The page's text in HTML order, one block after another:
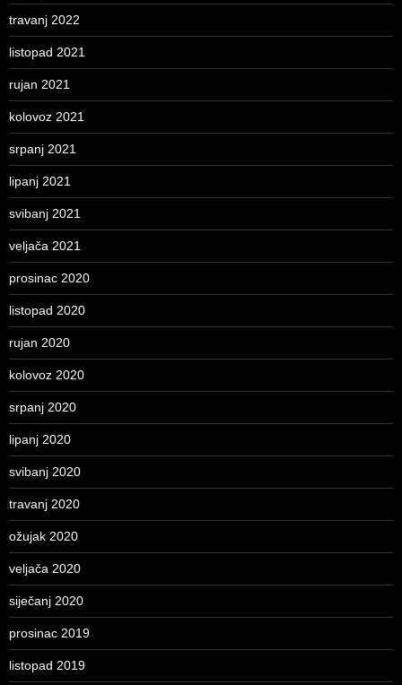
travanj 2022
listopad 2021
rujan 2021
kolovoz 2021
srpanj 2021
lipanj 2021
svibanj 2021
veljača 2021
prosinac 2020
listopad 2020
rujan 2020
kolovoz 2020
srpanj 2020
lipanj 2020
svibanj 2020
travanj 2020
ožujak 2020
veljača 2020
siječanj 2020
prosinac 2019
listopad 2019